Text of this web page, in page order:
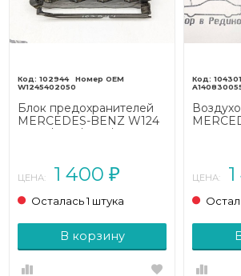
102944
W1245402050
Блок предохранителей
MERCEDES-BENZ W124
ЦЕНА: 1 400 ₽
Осталась 1 штука
В корзину
104301
ЦЕНА: